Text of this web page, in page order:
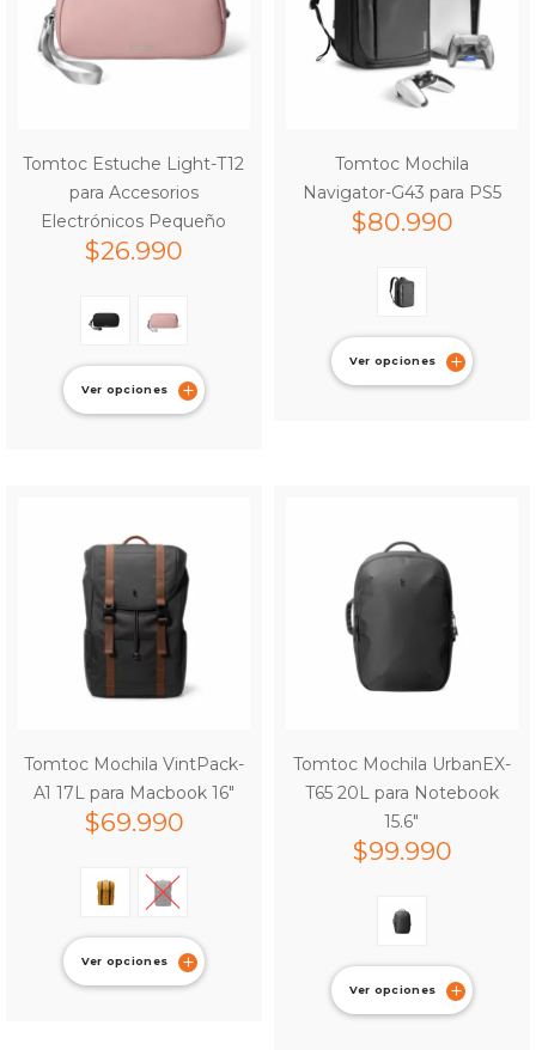
Tomtoc Estuche Light-T12
para Accesorios
Electrónicos Pequeño
$26.990
Ver opciones
Tomtoc Mochila
Navigator-G43 para PS5
$80.990
Ver opciones
Tomtoc Mochila VintPack-
A1 17L para Macbook 16″
$69.990
Ver opciones
Tomtoc Mochila UrbanEX-
T65 20L para Notebook
15.6″
$99.990
Ver opciones